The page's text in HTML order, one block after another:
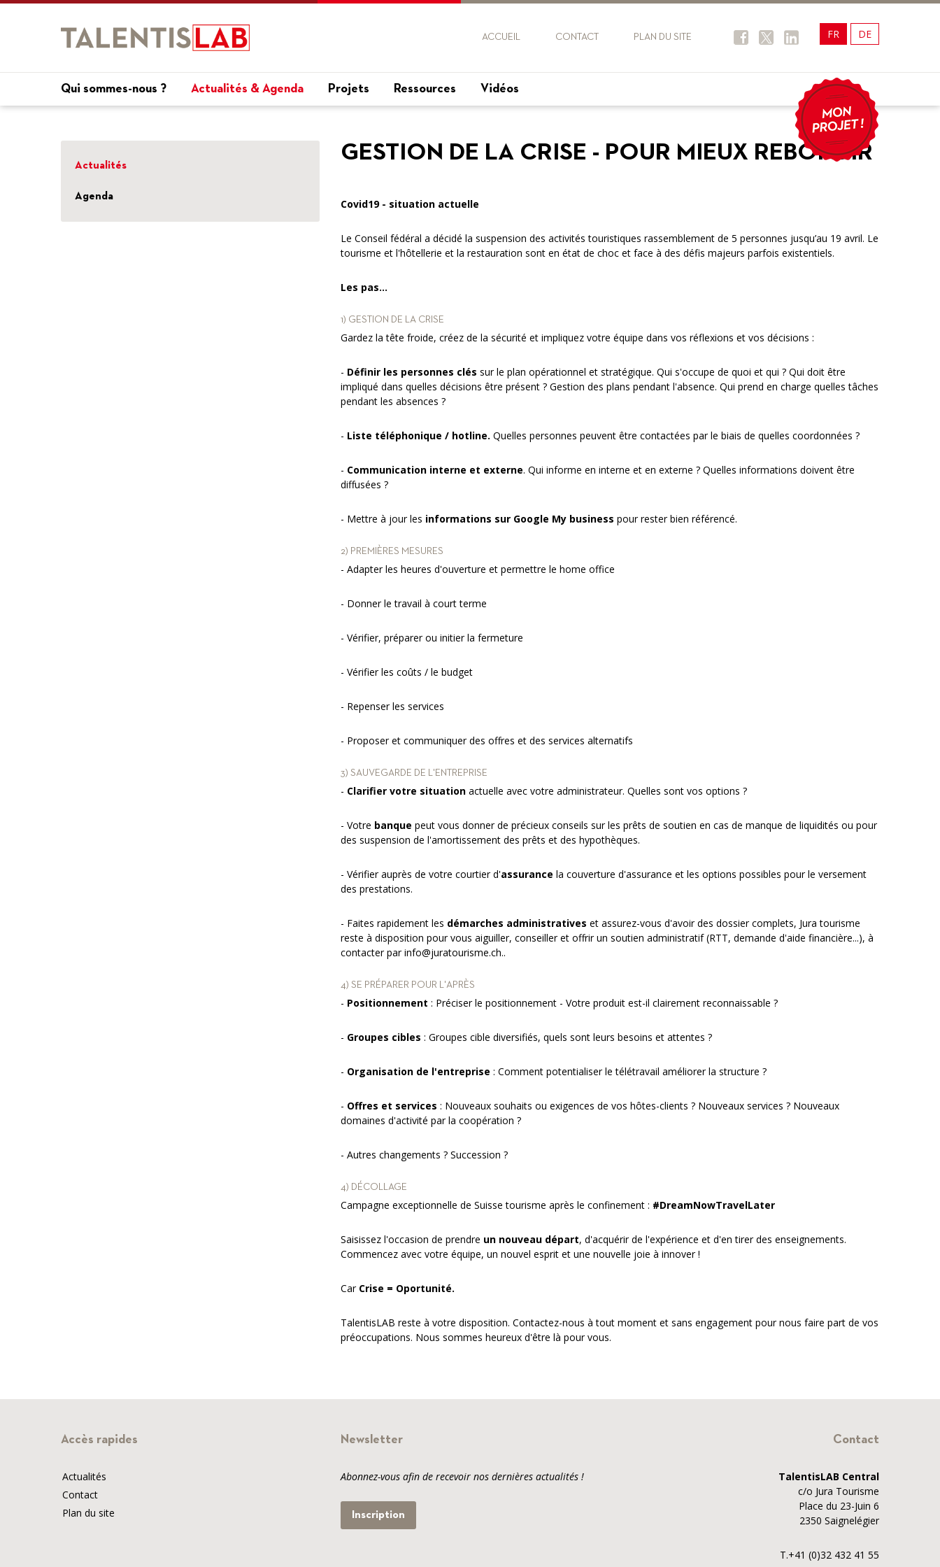
FR DE
ACCUEIL CONTACT PLAN DU SITE
Qui sommes-nous ? Actualités & Agenda Projets Ressources Vidéos
Actualités
Agenda
GESTION DE LA CRISE - POUR MIEUX REBONDIR
Covid19 - situation actuelle
Le Conseil fédéral a décidé la suspension des activités touristiques rassemblement de 5 personnes jusqu’au 19 avril. Le
tourisme et l'hôtellerie et la restauration sont en état de choc et face à des défis majeurs parfois existentiels.
Les pas...
1) GESTION DE LA CRISE
Gardez la tête froide, créez de la sécurité et impliquez votre équipe dans vos réflexions et vos décisions :
- Définir les personnes clés sur le plan opérationnel et stratégique. Qui s'occupe de quoi et qui ? Qui doit être
impliqué dans quelles décisions être présent ? Gestion des plans pendant l'absence. Qui prend en charge quelles tâches
pendant les absences ?
- Liste téléphonique / hotline. Quelles personnes peuvent être contactées par le biais de quelles coordonnées ?
- Communication interne et externe. Qui informe en interne et en externe ? Quelles informations doivent être
diffusées ?
- Mettre à jour les informations sur Google My business pour rester bien référencé.
2) PREMIÈRES MESURES
- Adapter les heures d'ouverture et permettre le home office
- Donner le travail à court terme
- Vérifier, préparer ou initier la fermeture
- Vérifier les coûts / le budget
- Repenser les services
- Proposer et communiquer des offres et des services alternatifs
3) SAUVEGARDE DE L'ENTREPRISE
- Clarifier votre situation actuelle avec votre administrateur. Quelles sont vos options ?
- Votre banque peut vous donner de précieux conseils sur les prêts de soutien en cas de manque de liquidités ou pour
des suspension de l'amortissement des prêts et des hypothèques.
- Vérifier auprès de votre courtier d'assurance la couverture d'assurance et les options possibles pour le versement
des prestations.
- Faites rapidement les démarches administratives et assurez-vous d'avoir des dossier complets, Jura tourisme
reste à disposition pour vous aiguiller, conseiller et offrir un soutien administratif (RTT, demande d'aide financière...), à
contacter par info@juratourisme.ch..
4) SE PRÉPARER POUR L'APRÈS
- Positionnement : Préciser le positionnement - Votre produit est-il clairement reconnaissable ?
- Groupes cibles : Groupes cible diversifiés, quels sont leurs besoins et attentes ?
- Organisation de l'entreprise : Comment potentialiser le télétravail améliorer la structure ?
- Offres et services : Nouveaux souhaits ou exigences de vos hôtes-clients ? Nouveaux services ? Nouveaux
domaines d'activité par la coopération ?
- Autres changements ? Succession ?
4) DÉCOLLAGE
Campagne exceptionnelle de Suisse tourisme après le confinement : #DreamNowTravelLater
Saisissez l'occasion de prendre un nouveau départ, d'acquérir de l'expérience et d'en tirer des enseignements.
Commencez avec votre équipe, un nouvel esprit et une nouvelle joie à innover !
Car Crise = Oportunité.
TalentisLAB reste à votre disposition. Contactez-nous à tout moment et sans engagement pour nous faire part de vos
préoccupations. Nous sommes heureux d'être là pour vous.
Accès rapides
Actualités
Contact
Plan du site
Newsletter
Abonnez-vous afin de recevoir nos dernières actualités !
Inscription
Contact
TalentisLAB Central
c/o Jura Tourisme
Place du 23-Juin 6
2350 Saignelégier
T.+41 (0)32 432 41 55